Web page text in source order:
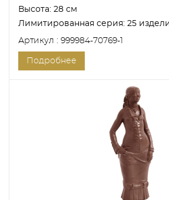
Высота: 28 см
Лимитированная серия: 25
Артикул : 999984-70769-1
Подробнее